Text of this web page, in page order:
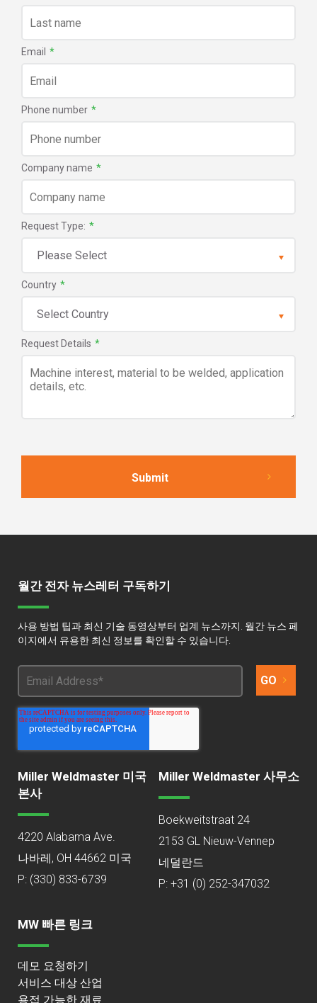
Email *
Phone number *
Company name *
Request Type: *
Country *
Request Details *
월간 전자 뉴스레터 구독하기
사용 방법 팁과 최신 기술 동영상부터 업계 뉴스까지. 월간 뉴스 페
이지에서 유용한 최신 정보를 확인할 수 있습니다.
Miller Weldmaster 미국
본사
4220 Alabama Ave.
나바레, OH 44662 미국
P: (330) 833-6739
Miller Weldmaster 사무소
Boekweitstraat 24
2153 GL Nieuw-Vennep
네덜란드
P: +31 (0) 252-347032
MW 빠른 링크
데모 요청하기
서비스 대상 산업
용접 가능한 재료